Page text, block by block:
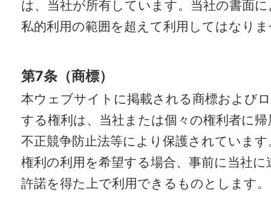
は、当社が所有しています。当社の書面
私的利用の範囲を超えて利用してはなり
第7条（商標）
本ウェブサイトに掲載される商標および
する権利は、当社または個々の権利者に
不正競争防止法等により保護されていま
権利の利用を希望する場合、事前に当社に
許諾を得た上で利用できるものとします。